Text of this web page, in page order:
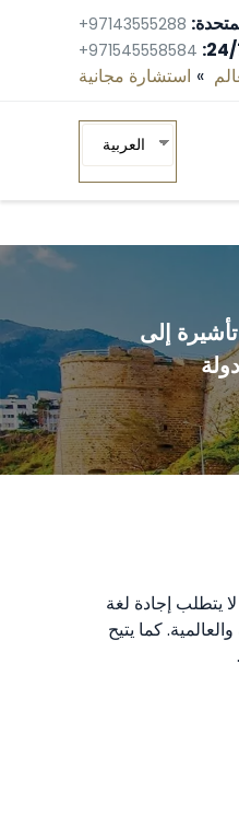
+97143555288
24/
+971545558584
استشارة مجانية‎
العربية
إلى
يتطلب إجادة لغة
والعالمية. كما يتيح